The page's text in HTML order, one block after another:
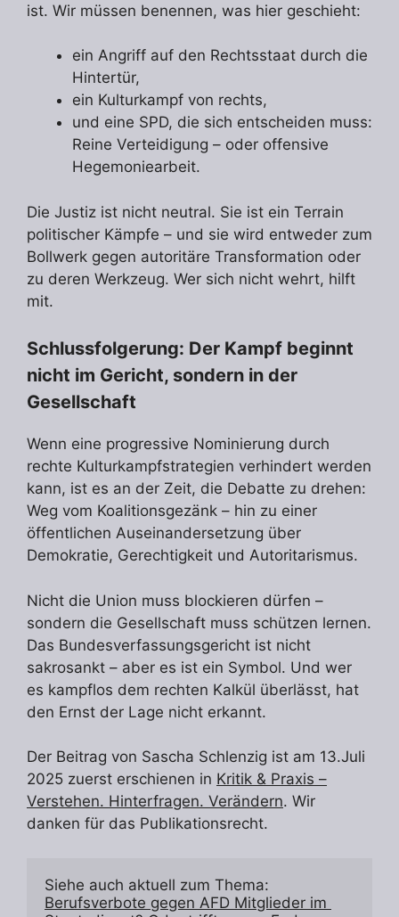
ist. Wir müssen benennen, was hier geschieht:
ein Angriff auf den Rechtsstaat durch die
Hintertür,
ein Kulturkampf von rechts,
und eine SPD, die sich entscheiden muss:
Reine Verteidigung – oder offensive
Hegemoniearbeit.
Die Justiz ist nicht neutral. Sie ist ein Terrain
politischer Kämpfe – und sie wird entweder zum
Bollwerk gegen autoritäre Transformation oder
zu deren Werkzeug. Wer sich nicht wehrt, hilft
mit.
Schlussfolgerung: Der Kampf beginnt
nicht im Gericht, sondern in der
Gesellschaft
Wenn eine progressive Nominierung durch
rechte Kulturkampfstrategien verhindert werden
kann, ist es an der Zeit, die Debatte zu drehen:
Weg vom Koalitionsgezänk – hin zu einer
öffentlichen Auseinandersetzung über
Demokratie, Gerechtigkeit und Autoritarismus.
Nicht die Union muss blockieren dürfen –
sondern die Gesellschaft muss schützen lernen.
Das Bundesverfassungsgericht ist nicht
sakrosankt – aber es ist ein Symbol. Und wer
es kampflos dem rechten Kalkül überlässt, hat
den Ernst der Lage nicht erkannt.
Der Beitrag von Sascha Schlenzig ist am 13.Juli
2025 zuerst erschienen in Kritik & Praxis –
Verstehen. Hinterfragen. Verändern. Wir
danken für das Publikationsrecht.
Berufsverbote gegen AFD Mitglieder im